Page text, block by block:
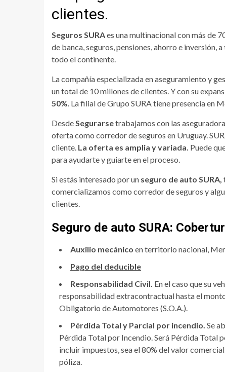
clientes.
Seguros SURAes una multinacional con más de
de banca, seguros, pensiones, ahorro e inversión,
todo el continente.
La compañía especializada en aseguramiento y
un total de 10 millones de clientes. Y con su
50% . La filial de Grupo SURA tiene presencia en
Desde Segurarsetrabajamos con las
oferta como corredor de seguros en Uruguay.
cliente. La oferta es amplia y variada. Puede
para ayudarte y guiarte en el proceso.
Si estás interesado por un seguro de auto SURA,
comercializamos como corredor de seguros y
clientes.
Seguro de auto SURA:
Auxilio mecánico en territorio nacional,
Pago del deducible
Responsabilidad Civil. En el caso que su
responsabilidad extracontractual hasta el
Obligatorio de Automotores (S.O.A.).
Pérdida Total y Parcial por incendio. Se
Pérdida Total por Incendio. Será Pérdida Total
incluir impuestos, sea el 80% del valor
póliza.